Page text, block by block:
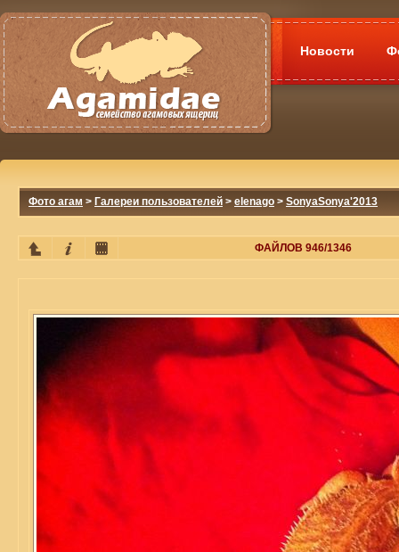
Новости
Фото агам > Галереи пользователей > elenago > SonyaSonya'2013
ФАЙЛОВ 946/1346